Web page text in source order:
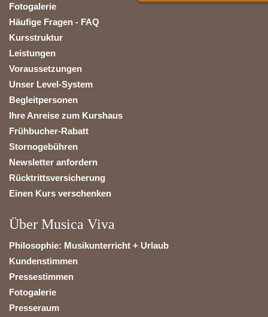
Fotogalerie
Häufige Fragen - FAQ
Kursstruktur
Leistungen
Voraussetzungen
Unser Level-System
Begleitpersonen
Ihre Anreise zum Kurshaus
Frühbucher-Rabatt
Stornogebühren
Newsletter anfordern
Rücktrittsversicherung
Einen Kurs verschenken
Über Musica Viva
Philosophie: Musikunterricht + Urlaub
Kundenstimmen
Pressestimmen
Fotogalerie
Presseraum